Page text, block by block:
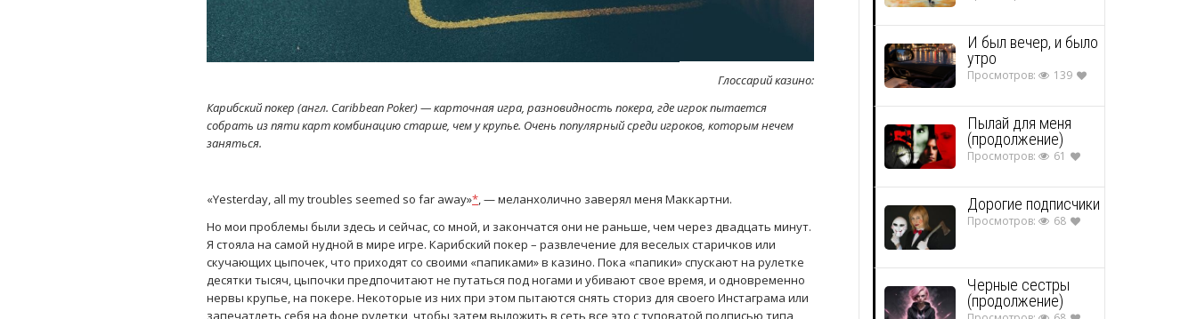
Глоссарий казино:
Карибский покер (англ. Caribbean Poker) — карточная игра, разновидность покера, где игрок пытается
собрать из пяти карт комбинацию старше, чем у крупье. Очень популярный среди игроков, которым нечем
заняться.
«Yesterday, all my troubles seemed so far away»* , — меланхолично заверял меня Маккартни.
Но мои проблемы были здесь и сейчас, со мной, и закончатся они не раньше, чем через двадцать минут.
Я стояла на самой нудной в мире игре. Карибский покер – развлечение для веселых старичков или
скучающих цыпочек, что приходят со своими «папиками» в казино. Пока «папики» спускают на рулетке
десятки тысяч, цыпочки предпочитают не путаться под ногами и убивают свое время, и одновременно
нервы крупье, на покере. Некоторые из них при этом пытаются снять сториз для своего Инстаграма или
запечатлеть себя на фоне рулетки, чтобы затем выложить в сеть все это с туповатой подписью типа
И был вечер, и было
утро
Просмотров: 139
Пылай для меня
(продолжение)
Просмотров: 61
Дорогие подписчики
Просмотров: 68
Черные сестры
(продолжение)